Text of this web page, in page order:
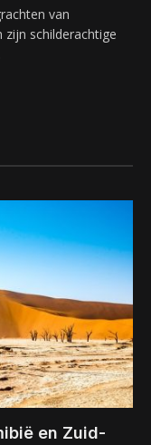
van
schilderachtige
en Zuid-